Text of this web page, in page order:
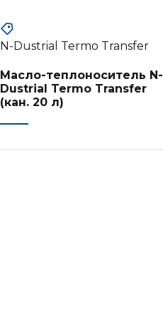
N-Dustrial Termo Transfer
Масло-теплоноситель N-
Dustrial Termo Transfer
(кан. 20 л)